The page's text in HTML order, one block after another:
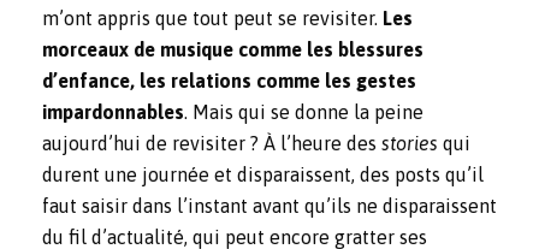
m’ont appris que tout peut se revisiter. Les
morceaux de musique comme les blessures
d’enfance, les relations comme les gestes
impardonnables. Mais qui se donne la peine
aujourd’hui de revisiter ? À l’heure des stories qui
durent une journée et disparaissent, des posts qu’il
faut saisir dans l’instant avant qu’ils ne disparaissent
du fil d’actualité, qui peut encore gratter ses